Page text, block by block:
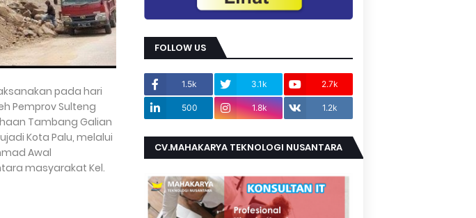
pada hari
Pemprov Sulteng
Tambang Galian
Kota Palu, melalui
Awal
masyarakat Kel.
FOLLOW US
1.5k 3.1k 2.7k
500 1.8k 1.2k
CV.MAHAKARYA TEKNOLOGI NUSANTARA